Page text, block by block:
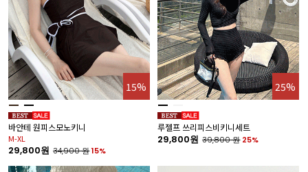
15%
바안테 원피스모노키니
M-XL
29,800원 34,900원15%
25%
루젤프 쓰리피스비키니세트
29,800원 39,800원 25%